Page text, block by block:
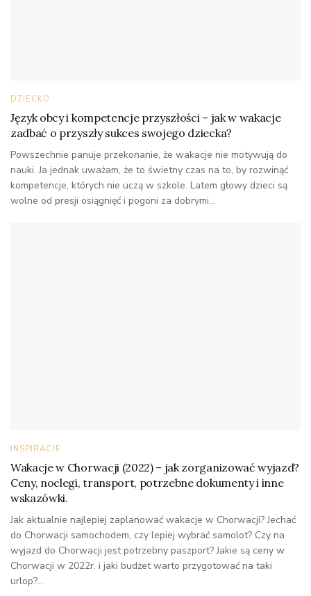
DZIECKO
Język obcy i kompetencje przyszłości – jak w wakacje
zadbać o przyszły sukces swojego dziecka?
Powszechnie panuje przekonanie, że wakacje nie motywują do
nauki. Ja jednak uważam, że to świetny czas na to, by rozwinąć
kompetencje, których nie uczą w szkole. Latem głowy dzieci są
wolne od presji osiągnięć i pogoni za dobrymi...
INSPIRACJE
Wakacje w Chorwacji (2022) – jak zorganizować wyjazd?
Ceny, noclegi, transport, potrzebne dokumenty i inne
wskazówki.
Jak aktualnie najlepiej zaplanować wakacje w Chorwacji? Jechać
do Chorwacji samochodem, czy lepiej wybrać samolot? Czy na
wyjazd do Chorwacji jest potrzebny paszport? Jakie są ceny w
Chorwacji w 2022r. i jaki budżet warto przygotować na taki
urlop?...